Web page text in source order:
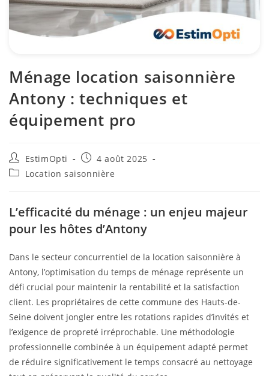
Ménage location saisonnière
Antony : techniques et
équipement pro
EstimOpti
4 août 2025
Location saisonnière
L’efficacité du ménage : un enjeu majeur
pour les hôtes d’Antony
Dans le secteur concurrentiel de la location saisonnière à
Antony, l’optimisation du temps de ménage représente un
défi crucial pour maintenir la rentabilité et la satisfaction
client. Les propriétaires de cette commune des Hauts-de-
Seine doivent jongler entre les rotations rapides d’invités et
l’exigence de propreté irréprochable. Une méthodologie
professionnelle combinée à un équipement adapté permet
de réduire significativement le temps consacré au nettoyage